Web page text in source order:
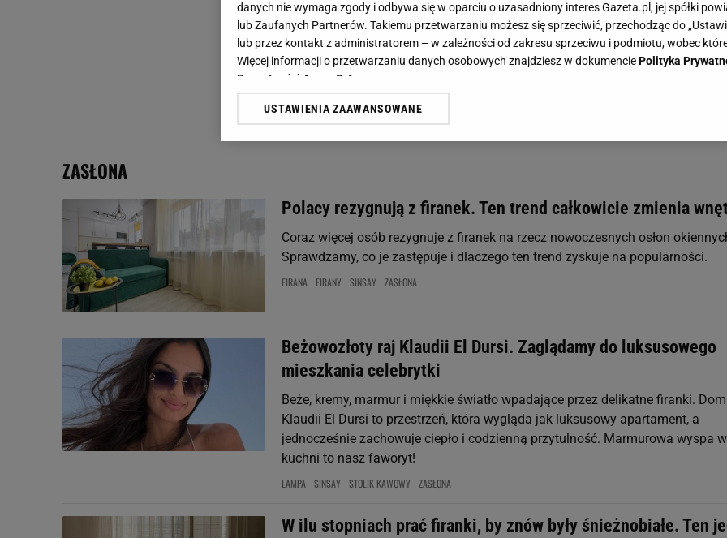
ZASŁONA
Polacy rezygnują z firanek. Ten trend całkowicie zmienia
Coraz więcej osób rezygnuje z firanek na rzecz nowoczesnych osłon
Sprawdzamy, co je zastępuje i dlaczego ten trend zyskuje na popularności.
FIRANA FIRANY SINSAY ZASŁONA
Beżowozłoty raj Klaudii El Dursi. Zaglądamy do luksusowego
mieszkania celebrytki
Beże, kremy, marmur i miękkie światło wpadające przez delikatne firanki. Dom
Klaudii El Dursi to przestrzeń, która wygląda jak luksusowy apartament, a
jednocześnie zachowuje ciepło i codzienną przytulność. Marmurowa wyspa w
kuchni to nasz faworyt!
LAMPA SINSAY STOLIK KAWOWY ZASŁONA
W ilu stopniach prać firanki, by znów były śnieżnobiałe. Ten
danych nie wymaga zgody i odbywa się w oparciu o uzasadniony interes Gazeta.pl, jej spółki
lub Zaufanych Partnerów. Takiemu przetwarzaniu możesz się sprzeciwić, przechodząc do
lub przez kontakt z administratorem – w zależności od zakresu sprzeciwu i podmiotu, wobec
Więcej informacji o przetwarzaniu danych osobowych znajdziesz w dokumenciePolityka
Prywatności Agora S.A.
Klikając „Akceptuję” wyrażasz też zgodę na zainstalowanie i przechowywanie plików cookie
dotyczące plików cookie, wywołując narzędzie do zarządzania twoimi preferencjami dot.
odnośnik „Ustawienia prywatności ” w stopce serwisu i przechodząc do „Ustawień
My, nasi Zaufani Partnerzy i Agora S.A. możemy przetwarzać dane osobowe w następujących
Użycie dokładnych danych geolokalizacyjnych. Aktywne skanowanie charakterystyki urządzenia
Przechowywanie informacji na urządzeniu lub dostęp do nich. Spersonalizowane reklamy i treści,
USTAWIENIA ZAAWANSOWANE